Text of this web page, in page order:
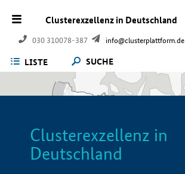
Clusterexzellenz in Deutschland
030 310078-387 info@clusterplattform.de
LISTE SUCHE
Clusterexzellenz in
Deutschland